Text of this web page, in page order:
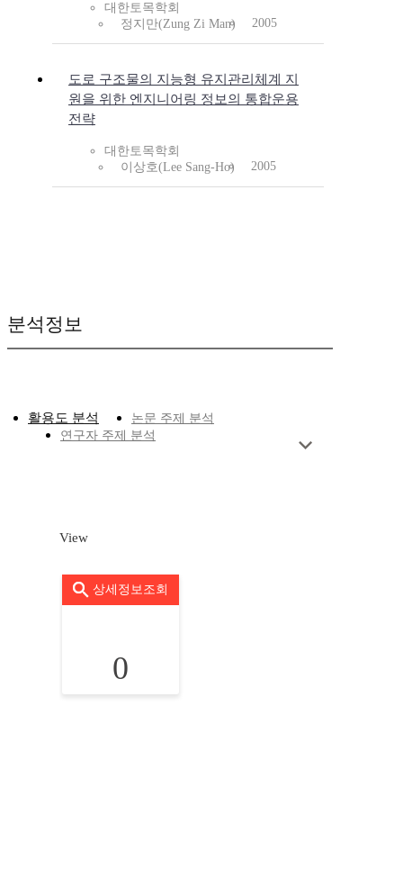
대한토목학회
정지만(Zung Zi Man)
2005
도로 구조물의 지능형 유지관리체계 지
원을 위한 엔지니어링 정보의 통합운용
전략
대한토목학회
이상호(Lee Sang-Ho)
2005
분석정보
활용도 분석
논문 주제 분석
연구자 주제 분석
View
상세정보조회
0